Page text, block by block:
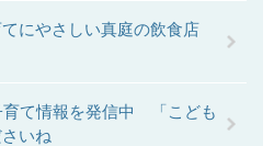
にやさしい真庭の飲食店
育て情報を発信中 「こども
いね